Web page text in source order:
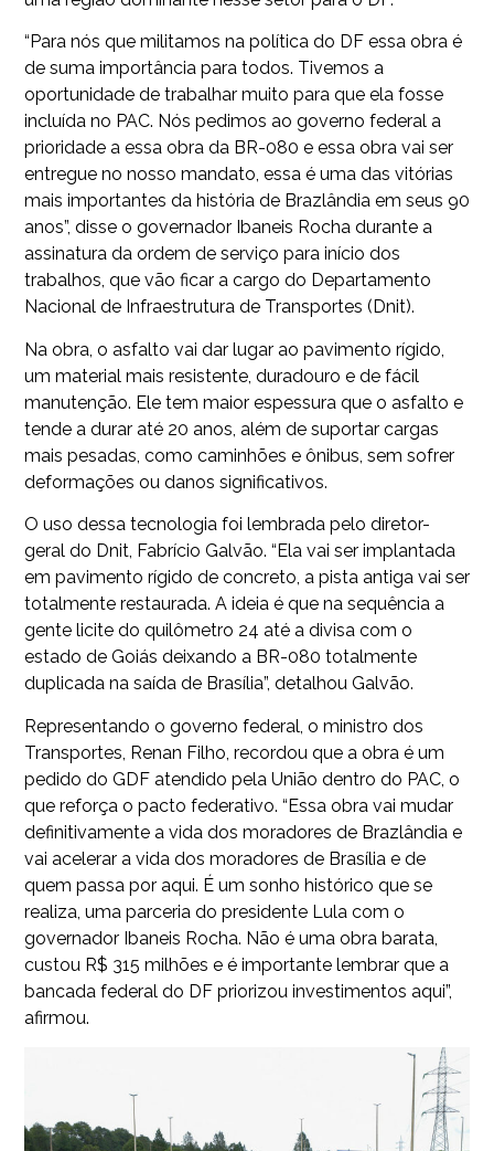
“Para nós que militamos na política do DF essa obra é
de suma importância para todos. Tivemos a
oportunidade de trabalhar muito para que ela fosse
incluída no PAC. Nós pedimos ao governo federal a
prioridade a essa obra da BR-080 e essa obra vai ser
entregue no nosso mandato, essa é uma das vitórias
mais importantes da história de Brazlândia em seus 90
anos”, disse o governador Ibaneis Rocha durante a
assinatura da ordem de serviço para início dos
trabalhos, que vão ficar a cargo do Departamento
Nacional de Infraestrutura de Transportes (Dnit).
Na obra, o asfalto vai dar lugar ao pavimento rígido,
um material mais resistente, duradouro e de fácil
manutenção. Ele tem maior espessura que o asfalto e
tende a durar até 20 anos, além de suportar cargas
mais pesadas, como caminhões e ônibus, sem sofrer
deformações ou danos significativos.
O uso dessa tecnologia foi lembrada pelo diretor-
geral do Dnit, Fabrício Galvão. “Ela vai ser implantada
em pavimento rígido de concreto, a pista antiga vai ser
totalmente restaurada. A ideia é que na sequência a
gente licite do quilômetro 24 até a divisa com o
estado de Goiás deixando a BR-080 totalmente
duplicada na saída de Brasília”, detalhou Galvão.
Representando o governo federal, o ministro dos
Transportes, Renan Filho, recordou que a obra é um
pedido do GDF atendido pela União dentro do PAC, o
que reforça o pacto federativo. “Essa obra vai mudar
definitivamente a vida dos moradores de Brazlândia e
vai acelerar a vida dos moradores de Brasília e de
quem passa por aqui. É um sonho histórico que se
realiza, uma parceria do presidente Lula com o
governador Ibaneis Rocha. Não é uma obra barata,
custou R$ 315 milhões e é importante lembrar que a
bancada federal do DF priorizou investimentos aqui”,
afirmou.